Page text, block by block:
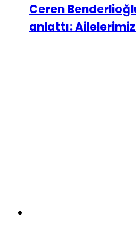
Ceren
anlattı: